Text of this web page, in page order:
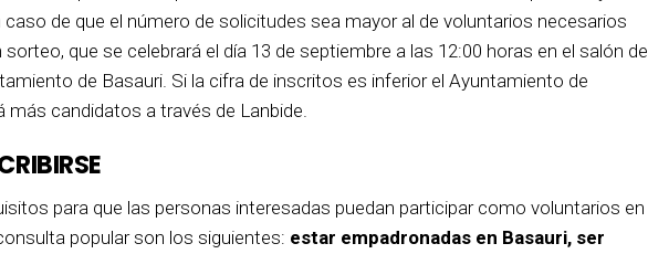
de que el número de solicitudes sea mayor al de voluntarios necesarios
que se celebrará el día 13 de septiembre a las 12:00 horas en el salón de
de Basauri. Si la cifra de inscritos es inferior el Ayuntamiento de
más candidatos a través de Lanbide.
para que las personas interesadas puedan participar como voluntarios en
popular son los siguientes: estar empadronadas en Basauri, ser